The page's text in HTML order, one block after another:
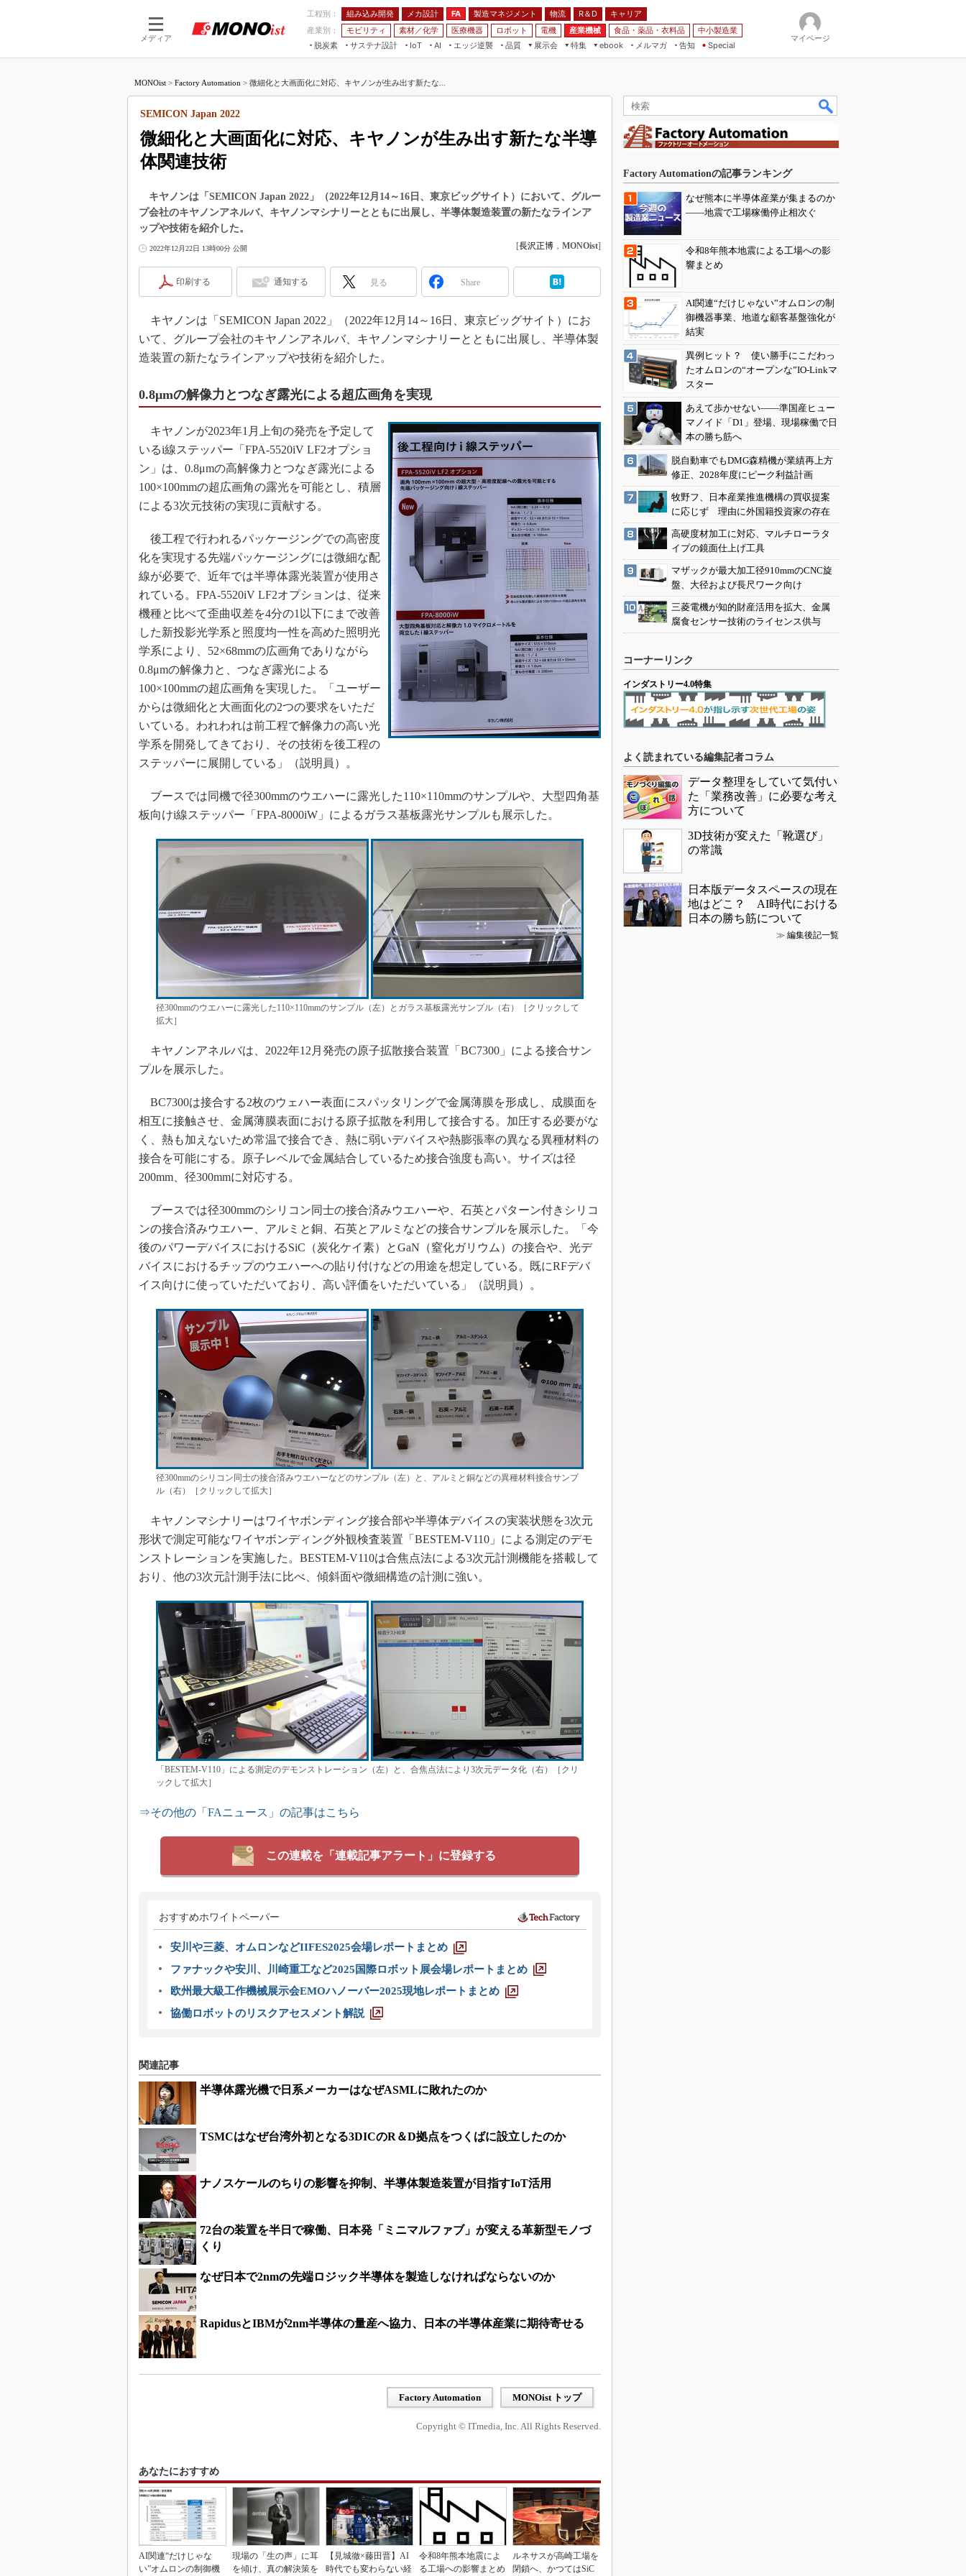
メディア
工程別： 組み込み開発 メカ設計 FA 製造マネジメント 物流 R＆D
キャリア
産業別：
モビリティ 素材／化学 医療機器 ロボット 電機 産業機械 食品・薬品・衣料品
中小製造業
脱炭素
サステナ設計
IoT
つながる工場
AI
AI×設備保全
エッジ逆襲 品質
展示会
JIMTOF
IIFES
TECHNO-FRONTIER
EdgeTech+
日本ものづくりワールド
AUTOMOTIVE WORLD
産業オープンネット展
特集
つながるクルマ
VR／AR
フィールドサービス
組み込み画像技術
組み込みモデリング
ISO26262
3Dプリンタ
インダストリー4.0
製造業ビッグデータ
メイドインジャパン
植物工場
知財マネジメント
海外生産
グローバル設計・開発
制御セキュリティ
ebook
メルマガ
告知 Special
マイページ
MONOist > Factory Automation > 微細化と大画面化に対応、キヤノンが生み出す新たな...
微細化と大画面化に対応、キヤノンが生み出す新たな半導
体関連技術
SEMICON Japan 2022
キヤノンは「SEMICON Japan 2022」（2022年12月14～16日、東京ビッグサイト）において、グルー
プ会社のキヤノンアネルバ、キヤノンマシナリーとともに出展し、半導体製造装置の新たなラインア
ップや技術を紹介した。
2022年12月22日 13時00分 公開 [長沢正博 ， MONOist]
印刷する 通知する 見る Share
キヤノンは「SEMICON Japan 2022」（2022年12月14～16日、東京ビッグサイト）にお
いて、グループ会社のキヤノンアネルバ、キヤノンマシナリーとともに出展し、半導体製
造装置の新たなラインアップや技術を紹介した。
0.8μmの解像力とつなぎ露光による超広画角を実現
キヤノンが2023年1月上旬の発売を予定して
いるi線ステッパー「FPA-5520iV LF2オプショ
ン」は、0.8μmの高解像力とつなぎ露光による
100×100mmの超広画角の露光を可能とし、積層
による3次元技術の実現に貢献する。
後工程で行われるパッケージングでの高密度
化を実現する先端パッケージングには微細な配
線が必要で、近年では半導体露光装置が使用さ
れている。FPA-5520iV LF2オプションは、従来
機種と比べて歪曲収差を4分の1以下にまで改善
した新投影光学系と照度均一性を高めた照明光
学系により、52×68mmの広画角でありながら
0.8μmの解像力と、つなぎ露光による
100×100mmの超広画角を実現した。「ユーザー
からは微細化と大画面化の2つの要求をいただ
いている。われわれは前工程で解像力の高い光
学系を開発してきており、その技術を後工程の
ステッパーに展開している」（説明員）。
ブースでは同機で径300mmのウエハーに露光した110×110mmのサンプルや、大型四角基
板向けi線ステッパー「FPA-8000iW」によるガラス基板露光サンプルも展示した。
径300mmのウエハーに露光した110×110mmのサンプル（左）とガラス基板露光サンプル（右）［クリックして
拡大］
キヤノンアネルバは、2022年12月発売の原子拡散接合装置「BC7300」による接合サン
プルを展示した。
BC7300は接合する2枚のウェハー表面にスパッタリングで金属薄膜を形成し、成膜面を
相互に接触させ、金属薄膜表面における原子拡散を利用して接合する。加圧する必要がな
く、熱も加えないため常温で接合でき、熱に弱いデバイスや熱膨張率の異なる異種材料の
接合を可能にする。原子レベルで金属結合しているため接合強度も高い。サイズは径
200mm、径300mmに対応する。
ブースでは径300mmのシリコン同士の接合済みウエハーや、石英とパターン付きシリコ
ンの接合済みウエハー、アルミと銅、石英とアルミなどの接合サンプルを展示した。「今
後のパワーデバイスにおけるSiC（炭化ケイ素）とGaN（窒化ガリウム）の接合や、光デ
バイスにおけるチップのウエハーへの貼り付けなどの用途を想定している。既にRFデバ
イス向けに使っていただいており、高い評価をいただいている」（説明員）。
径300mmのシリコン同士の接合済みウエハーなどのサンプル（左）と、アルミと銅などの異種材料接合サンプ
ル（右）［クリックして拡大］
キヤノンマシナリーはワイヤボンディング接合部や半導体デバイスの実装状態を3次元
形状で測定可能なワイヤボンディング外観検査装置「BESTEM-V110」による測定のデモ
ンストレーションを実施した。BESTEM-V110は合焦点法による3次元計測機能を搭載して
おり、他の3次元計測手法に比べ、傾斜面や微細構造の計測に強い。
「BESTEM-V110」による測定のデモンストレーション（左）と、合焦点法により3次元データ化（右）［クリ
ックして拡大］
⇒その他の「FAニュース」の記事はこちら
この連載を「連載記事アラート」に登録する
おすすめホワイトペーパー
安川や三菱、オムロンなどIIFES2025会場レポートまとめ
ファナックや安川、川崎重工など2025国際ロボット展会場レポートまとめ
欧州最大級工作機械展示会EMOハノーバー2025現地レポートまとめ
協働ロボットのリスクアセスメント解説
関連記事
半導体露光機で日系メーカーはなぜASMLに敗れたのか
TSMCはなぜ台湾外初となる3DICのR＆D拠点をつくばに設立したのか
ナノスケールのちりの影響を抑制、半導体製造装置が目指すIoT活用
72台の装置を半日で稼働、日本発「ミニマルファブ」が変える革新型モノづ
くり
なぜ日本で2nmの先端ロジック半導体を製造しなければならないのか
RapidusとIBMが2nm半導体の量産へ協力、日本の半導体産業に期待寄せる
Factory Automation MONOist トップ
Copyright © ITmedia, Inc. All Rights Reserved.
あなたにおすすめ
AI関連“だけじゃな
い”オムロンの制御機
現場の「生の声」に耳
を傾け、真の解決策を
【見城徹×藤田晋】AI
時代でも変わらない経
令和8年熊本地震によ
る工場への影響まとめ
ルネサスが高崎工場を
閉鎖へ、かつてはSiC
Factory Automationの記事ランキング
なぜ熊本に半導体産業が集まるのか
――地震で工場稼働停止相次ぐ
令和8年熊本地震による工場への影
響まとめ
AI関連“だけじゃない”オムロンの制
御機器事業、地道な顧客基盤強化が
結実
異例ヒット？ 使い勝手にこだわっ
たオムロンの“オープンな”IO-Linkマ
スター
あえて歩かせない――準国産ヒュー
マノイド「D1」登場、現場稼働で日
本の勝ち筋へ
脱自動車でもDMG森精機が業績再上方
修正、2028年度にピーク利益計画
牧野フ、日本産業推進機構の買収提案
に応じず 理由に外国籍投資家の存在
高硬度材加工に対応、マルチローラタ
イプの鏡面仕上げ工具
マザックが最大加工径910mmのCNC旋
盤、大径および長尺ワーク向け
三菱電機が知的財産活用を拡大、金属
腐食センサー技術のライセンス供与
コーナーリンク
インダストリー4.0特集
よく読まれている編集記者コラム
データ整理をしていて気付い
た「業務改善」に必要な考え
方について
3D技術が変えた「靴選び」
の常識
日本版データスペースの現在
地はどこ？ AI時代における
日本の勝ち筋について
≫ 編集後記一覧